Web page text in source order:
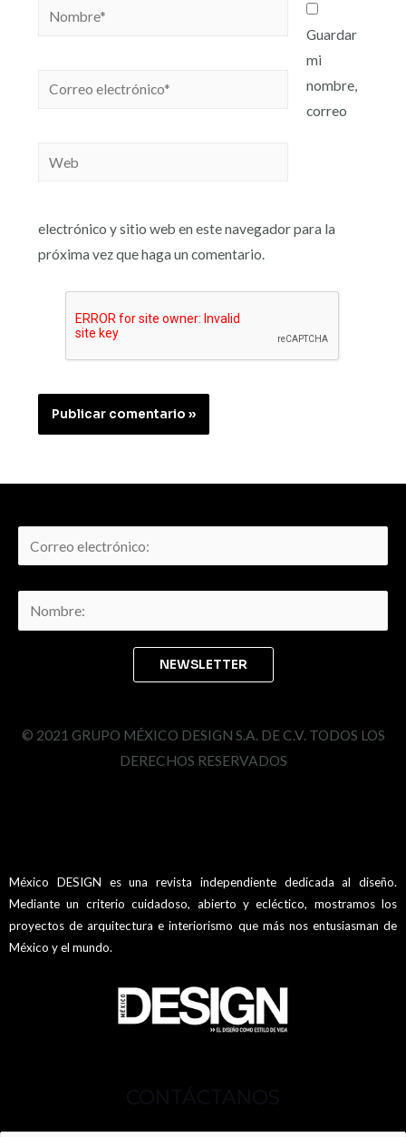
Guardar
mi
nombre,
correo
electrónico y sitio web en este navegador para la
próxima vez que haga un comentario.
© 2021 GRUPO MÉXICO DESIGN S.A. DE C.V. TODOS LOS
DERECHOS RESERVADOS
México DESIGN es una revista independiente dedicada al diseño.
Mediante un criterio cuidadoso, abierto y ecléctico, mostramos los
proyectos de arquitectura e interiorismo que más nos entusiasman de
México y el mundo.
CONTÁCTANOS